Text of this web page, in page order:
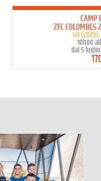
CAMP
ZFC
U4
10h00
dal 5